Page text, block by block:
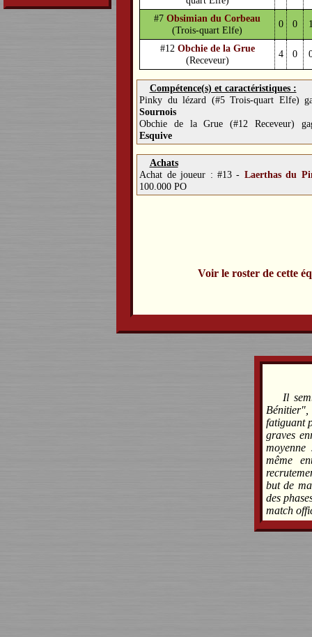
#7Obsimian du Corbeau
(Trois-quart Elfe)
0 0
#12 Obchie de la Grue
(Receveur)
4 0
Compétence(s) et caractéristiques :
Pinky du lézard (#5 Trois-quart Elfe)
Sournois
Obchie de la Grue (#12 Receveur)
Esquive
Achats
Achat de joueur :#13 - Laerthas du
100.000 PO
Voir le roster de cette
Il
fatiguant
graves
même
but de
des
match